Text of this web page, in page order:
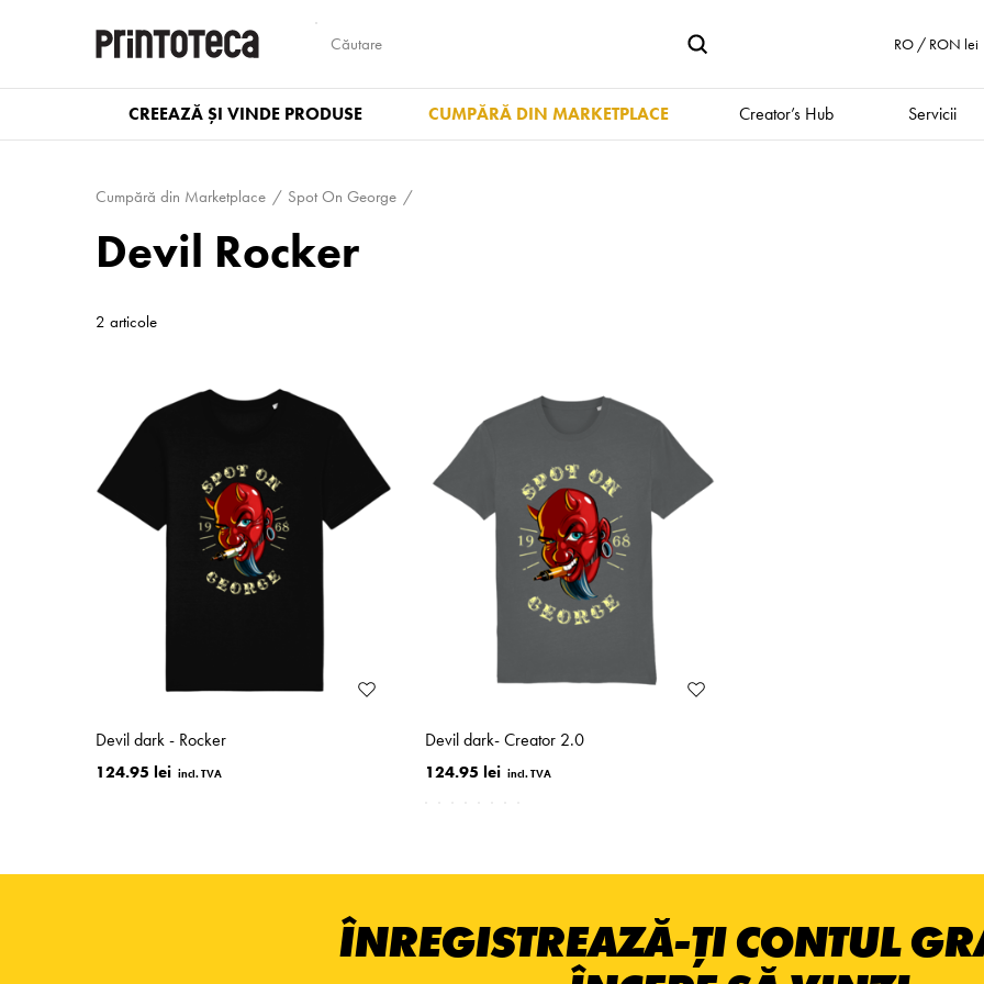
RO / RON lei
CREEAZĂ ȘI VINDE PRODUSE CUMPĂRĂ DIN MARKETPLACE Creator’s Hub Servicii
Cumpără din Marketplace Spot On George
Devil Rocker
2 articole
Devil dark - Rocker
124.95 lei
Devil dark- Creator 2.0
124.95 lei
ÎNREGISTREAZĂ-ȚI CONTUL